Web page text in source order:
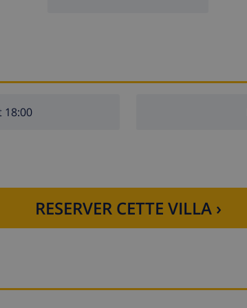
d'un ascenseur.
24 heures
18:00
RESERVER CETTE VILLA ›